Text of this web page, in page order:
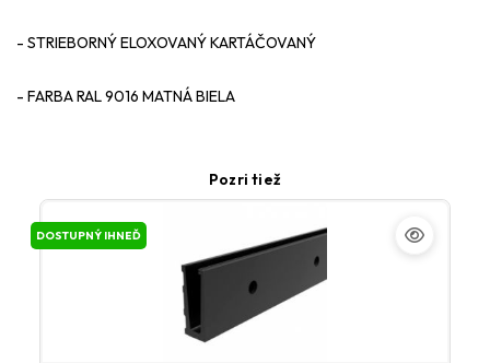
- STRIEBORNÝ ELOXOVANÝ KARTÁČOVANÝ
- FARBA RAL 9016 MATNÁ BIELA
Pozri tiež
DOSTUPNÝ IHNEĎ